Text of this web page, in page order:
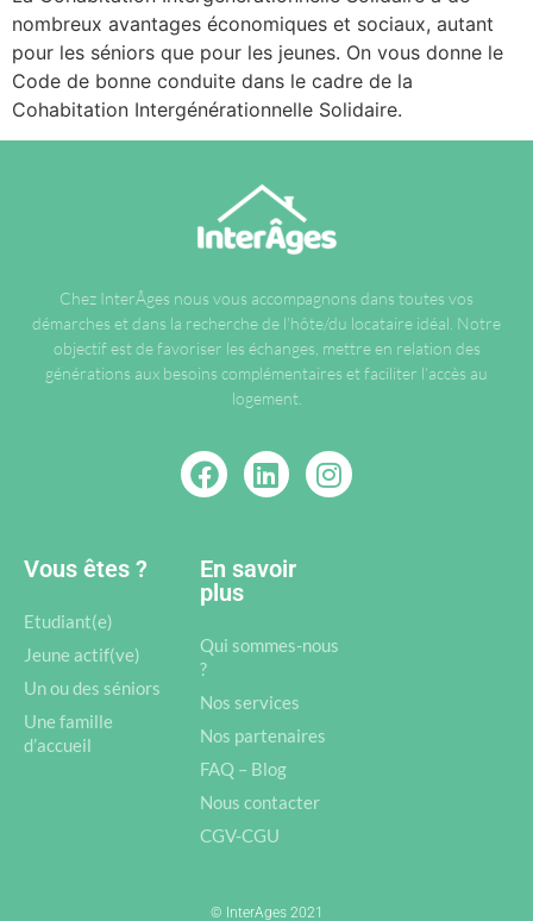
nombreux avantages économiques et sociaux, autant
pour les séniors que pour les jeunes. On vous donne le
Code de bonne conduite dans le cadre de la
Cohabitation Intergénérationnelle Solidaire.
Chez InterÂges nous vous accompagnons dans toutes vos
démarches et dans la recherche de l’hôte/du locataire idéal. Notre
objectif est de favoriser les échanges, mettre en relation des
générations aux besoins complémentaires et faciliter l’accès au
logement.
Vous êtes ?
Etudiant(e)
Jeune actif(ve)
Un ou des séniors
Une famille
d’accueil
En savoir
plus
Qui sommes-nous
?
Nos services
Nos partenaires
FAQ – Blog
Nous contacter
CGV-CGU
© InterAges 2021